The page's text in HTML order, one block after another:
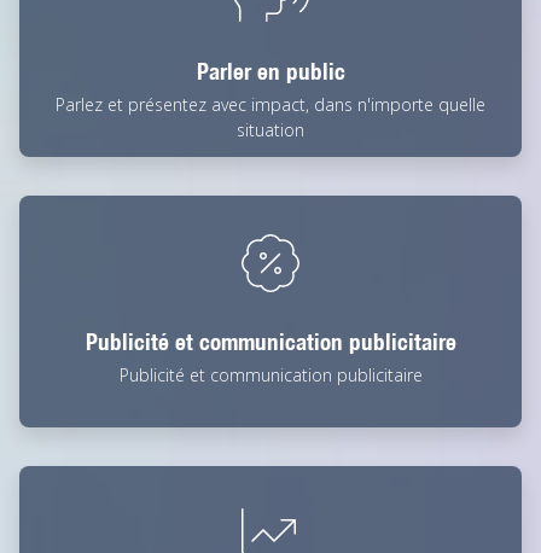
Parler en public
Parlez et présentez avec impact, dans n'importe quelle
situation
Publicité et communication publicitaire
Publicité et communication publicitaire